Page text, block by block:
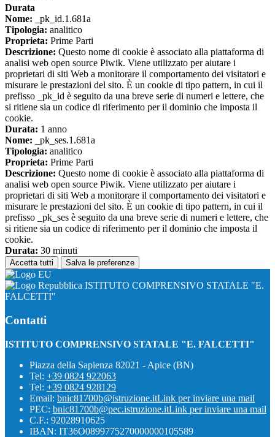
Durata
Nome: _pk_id.1.681a
Tipologia: analitico
Proprieta: Prime Parti
Descrizione: Questo nome di cookie è associato alla piattaforma di
analisi web open source Piwik. Viene utilizzato per aiutare i
proprietari di siti Web a monitorare il comportamento dei visitatori e
misurare le prestazioni del sito. È un cookie di tipo pattern, in cui il
prefisso _pk_id è seguito da una breve serie di numeri e lettere, che
si ritiene sia un codice di riferimento per il dominio che imposta il
cookie.
Durata: 1 anno
Nome: _pk_ses.1.681a
Tipologia: analitico
Proprieta: Prime Parti
Descrizione: Questo nome di cookie è associato alla piattaforma di
analisi web open source Piwik. Viene utilizzato per aiutare i
proprietari di siti Web a monitorare il comportamento dei visitatori e
misurare le prestazioni del sito. È un cookie di tipo pattern, in cui il
prefisso _pk_ses è seguito da una breve serie di numeri e lettere, che
si ritiene sia un codice di riferimento per il dominio che imposta il
cookie.
Durata: 30 minuti
Accetta tutti Salva le preferenze
ISTITUTO COMPRENSIVO STATALE "E.
FALCETTI"
Contatti
ISTITUTO COMPRENSIVO STATALE "E. FALCETTI"
Piazza della Sapienza 82021 - Apice (BN)
Tel: +39 0824 922063
Tel: +39 0824 928129
Email: bnic81700b@istruzione.itLink per inviare una mail
PEC: bnic81700b@pec.istruzione.itLink per inviare una mail
C.F.: 92028910625
IBAN: IT36O0899775270000000105589